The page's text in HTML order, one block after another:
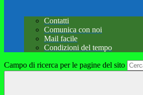
Contatti
Comunica con noi
Mail facile
Condizioni del tempo
Campo di ricerca per le pagine del sito